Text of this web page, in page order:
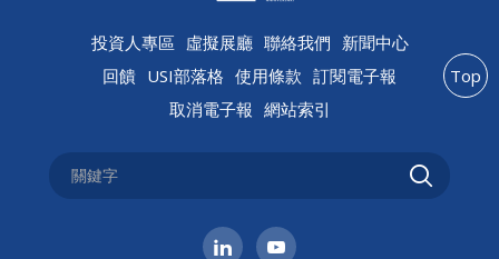
投資人專區 虛擬展廳 聯絡我們 新聞中心
回饋 USI部落格 使用條款 訂閱電子報
取消電子報 網站索引
Top